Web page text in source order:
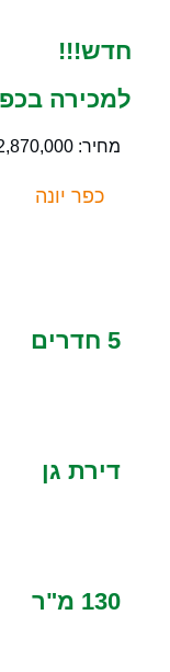
חדש!!!
למכירה
מחיר: 2,870,000
כפר יונה
5 חדרים
דירת גן
130 מ"ר